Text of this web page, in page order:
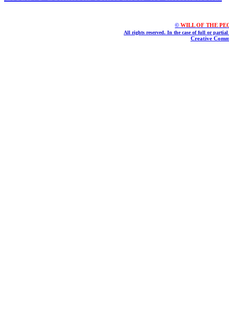
© WILL OF THE
All rights reserved. In the case of full or
Creative